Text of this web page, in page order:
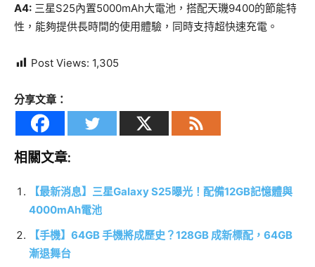
A4: 三星S25內置5000mAh大電池，搭配天璣9400的節能特
性，能夠提供長時間的使用體驗，同時支持超快速充電。
Post Views: 1,305
分享文章：
相關文章:
【最新消息】三星Galaxy S25曝光！配備12GB記憶體與
4000mAh電池
【手機】64GB 手機將成歷史？128GB 成新標配，64GB
漸退舞台